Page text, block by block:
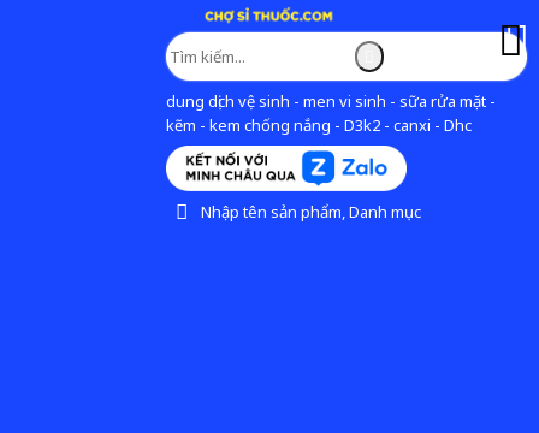
dung dịch vệ sinh - men vi sinh - sữa rửa mặt -
kẽm - kem chống nắng - D3k2 - canxi - Dhc
Nhập tên sản phẩm, Danh mục